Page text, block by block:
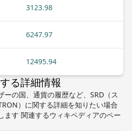
3123.98
6247.97
12495.94
る詳細情報
ーの国、通貨の履歴など、SRD（ス
）に関する詳細を知りたい場合
ます 関連するウィキペディアのペー